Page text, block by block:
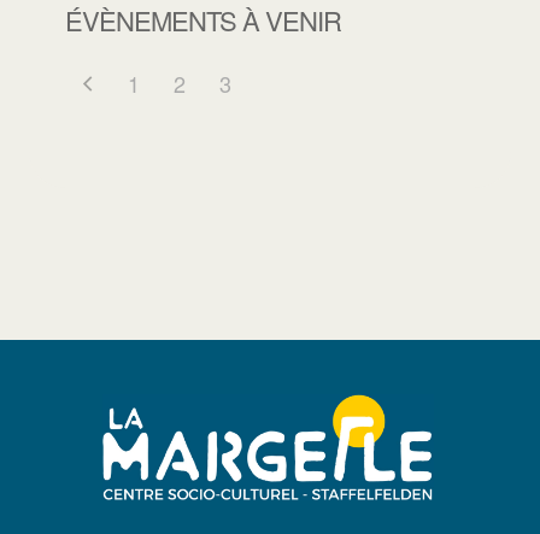
ÉVÈNEMENTS À VENIR
1 2 3